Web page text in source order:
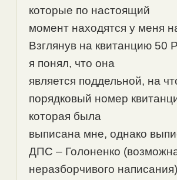
которые по настоящий
момент находятся у меня
Взглянув на квитанцию 50
я понял, что она
является поддельной, на
порядковый номер
которая была
выписана мне, однако
ДПС – Голоненко
неразборчивого написания)